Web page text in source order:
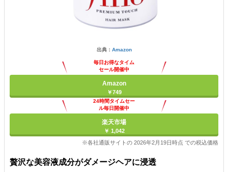
出典： Amazon
毎日お得なタイム
セール開催中
Amazon
￥749
24時間タイムセー
ル毎日開催中
楽天市場
￥ 1,042
※各社通販サイトの 2026年2月19日時点 での税込価格
贅沢な美容液成分がダメージヘアに浸透